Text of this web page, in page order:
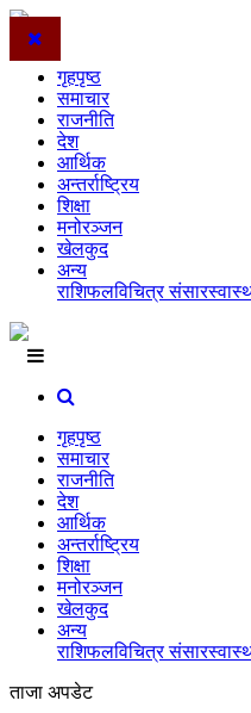
गृहपृष्ठ
समाचार
राजनीति
देश
आर्थिक
अन्तर्राष्ट्रिय
शिक्षा
मनोरञ्जन
खेलकुद
अन्य
राशिफलविचित्र संसार
गृहपृष्ठ
समाचार
राजनीति
देश
आर्थिक
अन्तर्राष्ट्रिय
शिक्षा
मनोरञ्जन
खेलकुद
अन्य
राशिफलविचित्र संसार
ताजा अपडेट